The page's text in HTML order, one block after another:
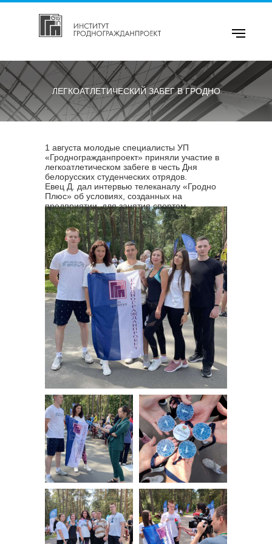
ЛЕГКОАТЛЕТИЧЕСКИЙ ЗАБЕГ В ГРОДНО
1 августа молодые специалисты УП
«Гродногражданпроект» приняли участие в
легкоатлетическом забеге в честь Дня
белорусских студенческих отрядов.
Евец Д. дал интервью телеканалу «Гродно
Плюс» об условиях, созданных на
предприятии, для занятия спортом.